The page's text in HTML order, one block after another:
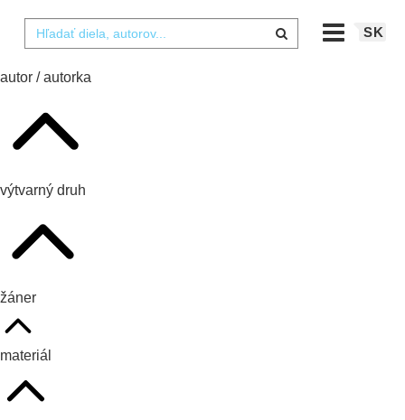
SK
autor / autorka
výtvarný druh
žáner
materiál